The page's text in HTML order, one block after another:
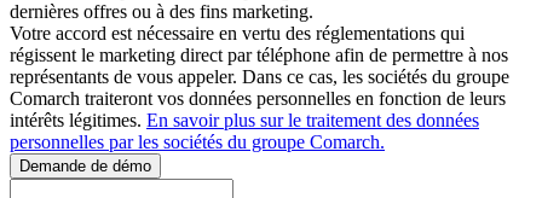
dernières offres ou à des fins marketing.
Votre accord est nécessaire en vertu des réglementations qui
régissent le marketing direct par téléphone afin de permettre à nos
représentants de vous appeler. Dans ce cas, les sociétés du groupe
Comarch traiteront vos données personnelles en fonction de leurs
intérêts légitimes. En savoir plus sur le traitement des données
personnelles par les sociétés du groupe Comarch.
Demande de démo